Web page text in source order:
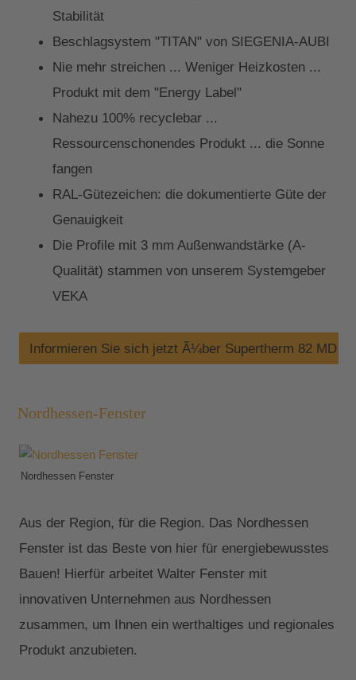
Stabilität
Beschlagsystem "TITAN" von SIEGENIA-AUBI
Nie mehr streichen ... Weniger Heizkosten ...
Produkt mit dem "Energy Label"
Nahezu 100% recyclebar ...
Ressourcenschonendes Produkt ... die Sonne
fangen
RAL-Gütezeichen: die dokumentierte Güte der
Genauigkeit
Die Profile mit 3 mm Außenwandstärke (A-
Qualität) stammen von unserem Systemgeber
VEKA
Informieren Sie sich jetzt Ã¼ber Supertherm 82 MD
Nordhessen-Fenster
Nordhessen Fenster
Aus der Region, für die Region. Das Nordhessen
Fenster ist das Beste von hier für energiebewusstes
Bauen! Hierfür arbeitet Walter Fenster mit
innovativen Unternehmen aus Nordhessen
zusammen, um Ihnen ein werthaltiges und regionales
Produkt anzubieten.